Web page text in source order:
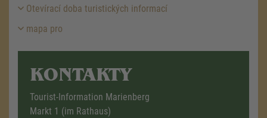
Otevírací doba turistických informací
mapa pro
KONTAKTY
Tourist-Information Marienberg
Markt 1 (im Rathaus)